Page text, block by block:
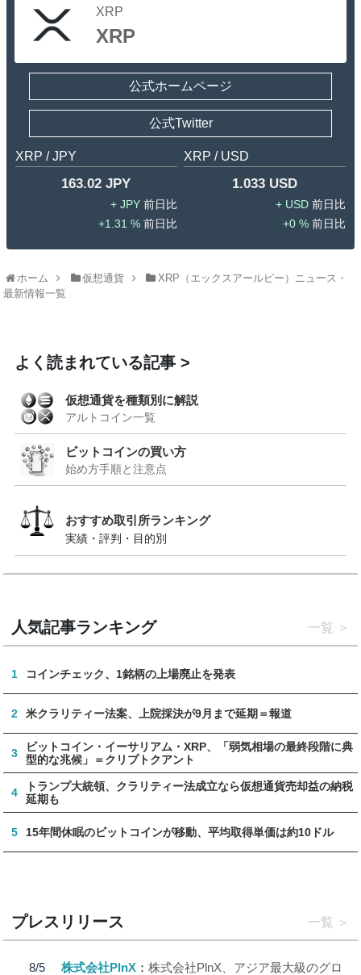
XRP
XRP
公式ホームページ
公式Twitter
XRP / JPY
163.02 JPY
JPY
1.31 %
XRP / USD
1.033 USD
USD
0 %
ホーム 仮想通貨
XRP（エックスアールピー）ニュース・
最新情報一覧
よく読まれている記事
仮想通貨を種類別に解説
アルトコイン一覧
ビットコインの買い方
始め方手順と注意点
おすすめ取引所ランキング
実績・評判・目的別
人気記事ランキング 一覧
1 コインチェック、1銘柄の上場廃止を発表
2 米クラリティー法案、上院採決が9月まで延期＝報道
3
ビットコイン・イーサリアム・XRP、「弱気相場の最終段階に典
型的な兆候」＝クリプトクアント
4
トランプ大統領、クラリティー法成立なら仮想通貨売却益の納税
延期も
5 15年間休眠のビットコインが移動、平均取得単価は約10ドル
プレスリリース 一覧
8/5
株式会社PlnX
株式会社PlnX、アジア最大級のグロ